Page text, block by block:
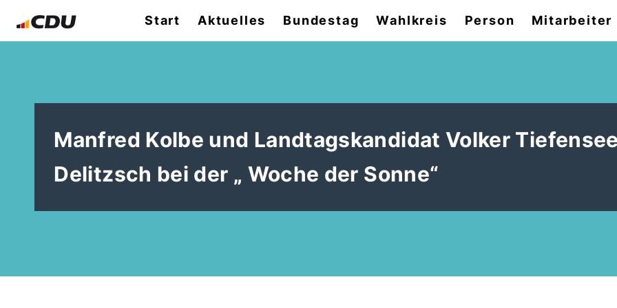
Start Aktuelles Bundestag Wahlkreis Person Mitarbeiter
Manfred Kolbe und Landtagskandidat Volker
Delitzsch bei der „ Woche der Sonne“